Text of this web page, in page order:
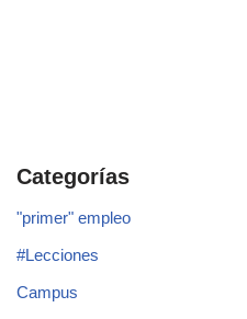
Categorías
"primer" empleo
#Lecciones
Campus